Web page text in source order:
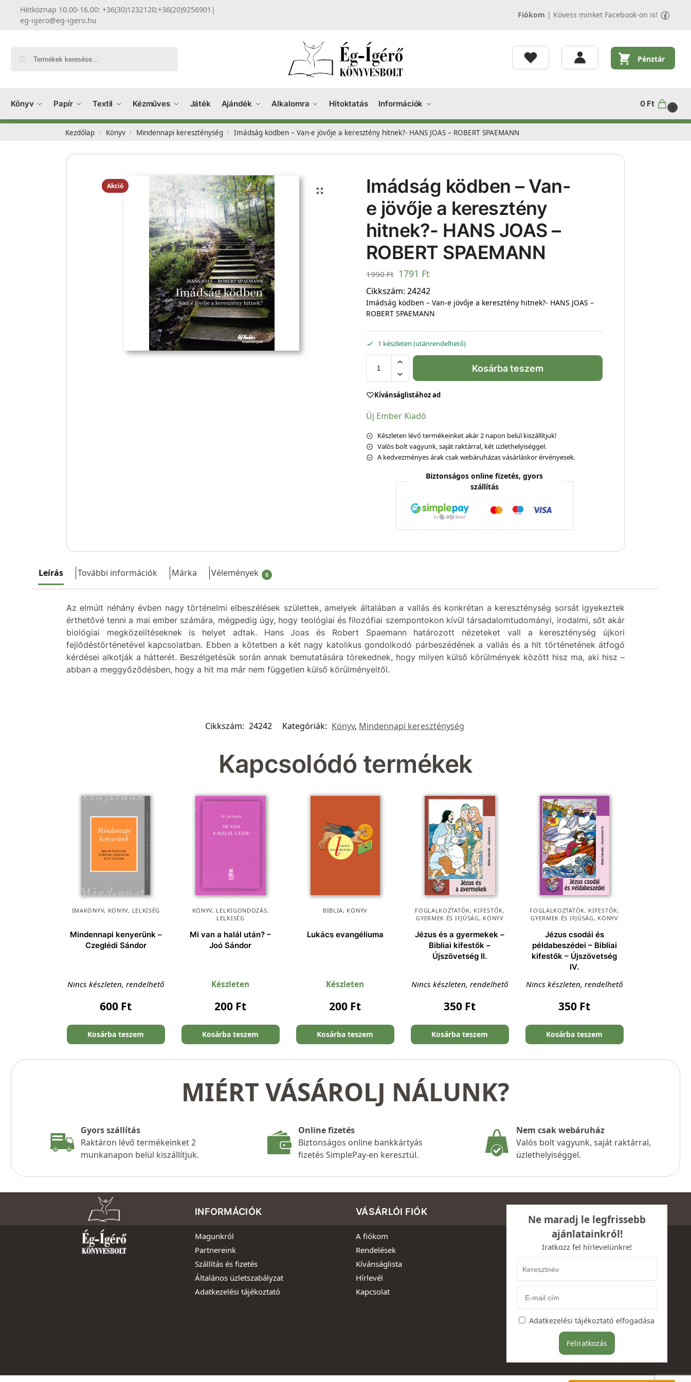
Hétköznap 10.00-16.00: +36(30)1232120;+36(20)9256901 |
eg-igero@eg-igero.hu
Fiókom | Kövess minket Facebook-on is!
Pénztár
Könyv Papír Textil Kézműves Játék Ajándék Alkalomra Hitoktatás Információk 0 Ft 0
Kezdőlap / Könyv / Mindennapi kereszténység / Imádság ködben – Van-e jövője a keresztény hitnek?- HANS JOAS – ROBERT SPAEMANN
Akció
Imádság ködben – Van-
e jövője a keresztény
hitnek?- HANS JOAS –
ROBERT SPAEMANN
1990Ft 1791 Ft
Cikkszám: 24242
Imádság ködben – Van-e jövője a keresztény hitnek?- HANS JOAS –
ROBERT SPAEMANN
1 készleten (utánrendelhető)
Kosárba teszem
Kívánságlistához ad
Új Ember Kiadó
Készleten lévő termékeinket akár 2 napon belül kiszállítjuk!
Valós bolt vagyunk, saját raktárral, két üzlethelyiséggel.
A kedvezményes árak csak webáruházas vásárláskor érvényesek.
Biztonságos online fizetés, gyors
szállítás
Leírás További információk Márka Vélemények 0
Az elmúlt néhány évben nagy történelmi elbeszélések születtek, amelyek általában a vallás és konkrétan a kereszténység sorsát igyekeztek
érthetővé tenni a mai ember számára, mégpedig úgy, hogy teológiai és filozófiai szempontokon kívül társadalomtudományi, irodalmi, sőt akár
biológiai megközelítéseknek is helyet adtak. Hans Joas és Robert Spaemann határozott nézeteket vall a kereszténység újkori
fejlődéstörténetével kapcsolatban. Ebben a kötetben a két nagy katolikus gondolkodó párbeszédének a vallás és a hit történetének átfogó
kérdései alkotják a hátterét. Beszélgetésük során annak bemutatására törekednek, hogy milyen külső körülmények között hisz ma, aki hisz –
abban a meggyőződésben, hogy a hit ma már nem független külső körülményeitől.
Cikkszám: 24242 Kategóriák: Könyv, Mindennapi kereszténység
Kapcsolódó termékek
IMAKÖNYV, KÖNYV, LELKISÉG
Mindennapi kenyerünk –
Czeglédi Sándor
Nincs készleten, rendelhető
600 Ft
Kosárba teszem
KÖNYV, LELKIGONDOZÁS,
LELKISÉG
Mi van a halál után? –
Joó Sándor
Készleten
200 Ft
Kosárba teszem
BIBLIA, KÖNYV
Lukács evangéliuma
Készleten
200 Ft
Kosárba teszem
FOGLALKOZTATÓK, KIFESTŐK,
GYERMEK ÉS IFJÚSÁG, KÖNYV
Jézus és a gyermekek –
Bibliai kifestők –
Újszövetség II.
Nincs készleten, rendelhető
350 Ft
Kosárba teszem
FOGLALKOZTATÓK, KIFESTŐK,
GYERMEK ÉS IFJÚSÁG, KÖNYV
Jézus csodái és
példabeszédei – Bibliai
kifestők – Újszövetség
IV.
Nincs készleten, rendelhető
350 Ft
Kosárba teszem
MIÉRT VÁSÁROLJ NÁLUNK?
Gyors szállítás
Raktáron lévő termékeinket 2
munkanapon belül kiszállítjuk.
Online fizetés
Biztonságos online bankkártyás
fizetés SimplePay-en keresztül.
Nem csak webáruház
Valós bolt vagyunk, saját raktárral,
üzlethelyiséggel.
INFORMÁCIÓK
Magunkról
Partnereink
Szállítás és fizetés
Általános üzletszabályzat
Adatkezelési tájékoztató
VÁSÁRLÓI FIÓK
A fiókom
Rendelések
Kívánságlista
Hírlevél
Kapcsolat
Ne maradj le legfrissebb
ajánlatainkról!
Iratkozz fel hírlevelünkre!
Adatkezelési tájékoztató elfogadása